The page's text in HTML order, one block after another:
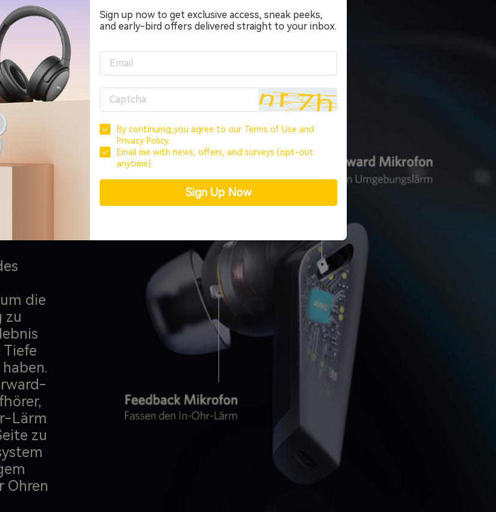
die QuietSmart™
des EarFuns?
die
zu
Lärm
zu
Ohren
Sign up now to get exclusive access, sneak peeks,
and early-bird offers delivered straight to your inbox.
By continuing,you agree to our Terms of Use and
Privacy Policy.
Email me with news, offers, and surveys (opt-out
anytime).
Sign Up Now